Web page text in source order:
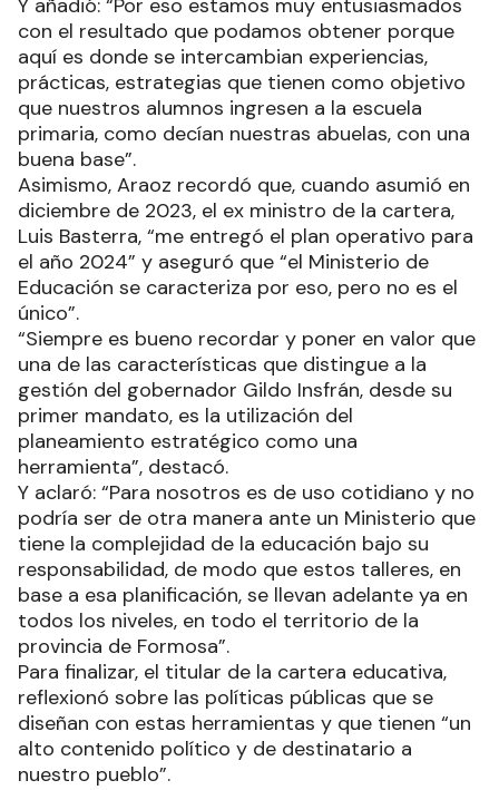
Y añadió: “Por eso estamos muy entusiasmados
con el resultado que podamos obtener porque
aquí es donde se intercambian experiencias,
prácticas, estrategias que tienen como objetivo
que nuestros alumnos ingresen a la escuela
primaria, como decían nuestras abuelas, con una
buena base”.
Asimismo, Araoz recordó que, cuando asumió en
diciembre de 2023, el ex ministro de la cartera,
Luis Basterra, “me entregó el plan operativo para
el año 2024” y aseguró que “el Ministerio de
Educación se caracteriza por eso, pero no es el
único”.
“Siempre es bueno recordar y poner en valor que
una de las características que distingue a la
gestión del gobernador Gildo Insfrán, desde su
primer mandato, es la utilización del
planeamiento estratégico como una
herramienta”, destacó.
Y aclaró: “Para nosotros es de uso cotidiano y no
podría ser de otra manera ante un Ministerio que
tiene la complejidad de la educación bajo su
responsabilidad, de modo que estos talleres, en
base a esa planificación, se llevan adelante ya en
todos los niveles, en todo el territorio de la
provincia de Formosa”.
Para finalizar, el titular de la cartera educativa,
reflexionó sobre las políticas públicas que se
diseñan con estas herramientas y que tienen “un
alto contenido político y de destinatario a
nuestro pueblo”.